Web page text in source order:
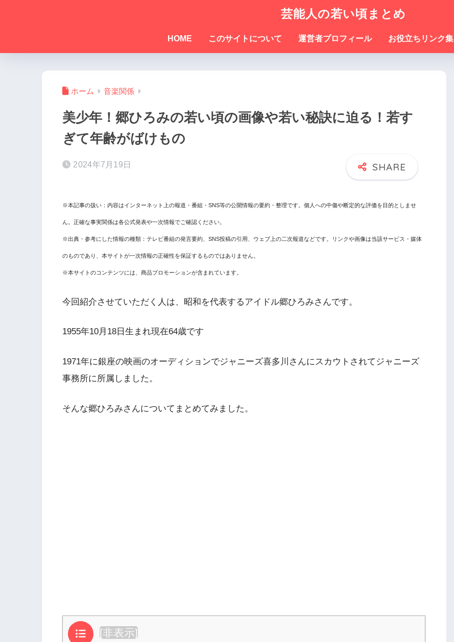
芸能人の若い頃まとめ
HOME このサイトについて 運営者プロフィール お役立ちリンク集
ホーム 音楽関係
美少年！郷ひろみの若い頃の画像や若い秘訣に迫る！若す
ぎて年齢がばけもの
2024年7月19日
※本記事の扱い：内容はインターネット上の報道・番組・SNS等の公開情報の要約・整理です。個人への中傷や断定的な評価を目的としませ
ん。正確な事実関係は各公式発表や一次情報でご確認ください。
※出典・参考にした情報の種類：テレビ番組の発言要約、SNS投稿の引用、ウェブ上の二次報道などです。リンクや画像は当該サービス・媒体
のものであり、本サイトが一次情報の正確性を保証するものではありません。
※本サイトのコンテンツには、商品プロモーションが含まれています。
今回紹介させていただく人は、昭和を代表するアイドル郷ひろみさんです。
1955年10月18日生まれ現在64歳です
1971年に銀座の映画のオーディションでジャニーズ喜多川さんにスカウトされてジャニーズ
事務所に所属しました。
そんな郷ひろみさんについてまとめてみました。
目次 [非表示]